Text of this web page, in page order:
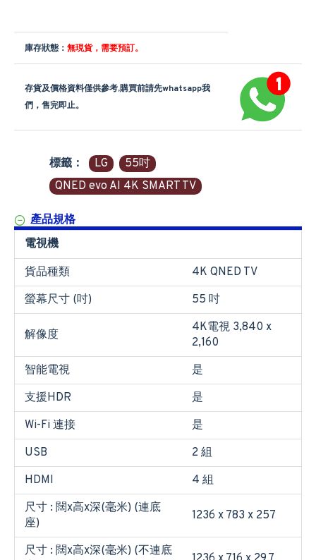
庫存狀態： 無現貨，需要預訂。
存貨及價格資料僅供參考,購買前請先whatsapp我
們，售完即止。
標籤： LG
55吋
QNED evo AI 4K SMART TV
產品規格
電視機
貨品種類
4K QNED TV
螢幕尺寸 (吋)
55 吋
解像度
4K電視 3,840 x
2,160
智能電視
是
支援HDR
是
Wi-Fi 連接
是
USB
2 組
HDMI
4 組
尺寸 : 闊x高x深(毫米) (連底
座)
1236 x 783 x 257
尺寸 : 闊x高x深(毫米) (不連底